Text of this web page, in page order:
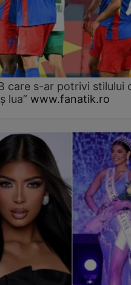
care s-ar potrivi stilului
lua” www.fanatik.ro